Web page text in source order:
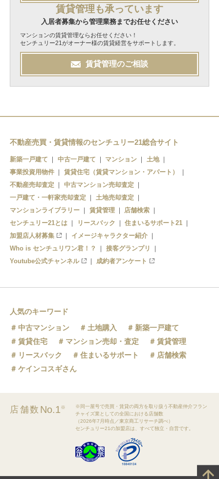
賃貸管理も承っています
入居者募集から管理業務までお任せください
マンションの賃貸管理ならお任せください！
センチュリー21がオーナー様の賃貸経営をサポートします。
賃貸管理のご相談
不動産売買・賃貸情報のセンチュリー21総合サイト
新築一戸建て 中古一戸建て マンション
土地
事業投資用物件
賃貸住宅（賃貸マンション・アパート）
不動産売却査定
中古マンション売却査定
一戸建て・一軒家売却査定
土地売却査定
マンションライブラリー
賃貸管理
店舗検索
センチュリー21とは
リースバック
住まいるサポート21
加盟店人材募集
イメージキャラクター紹介
Who is センチュリワン君！？
接客グランプリ
Youtube公式チャンネル
成約者アンケート
人気のキーワード
中古マンション
土地購入
新築一戸建て
賃貸住宅
マンション売却・査定
賃貸管理
リースバック
住まいるサポート
店舗検索
ケインコスギさん
店舗数 No.1※
※同一屋号で売買・賃貸の両方を取り扱う不動産仲介フラン
チャイズ業としての全国における店舗数
（2026年7月時点／東京商工リサーチ調べ）
センチュリー21の加盟店は、すべて独立・自営です。